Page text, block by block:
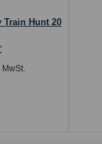
Train Hunt 20
MwSt.